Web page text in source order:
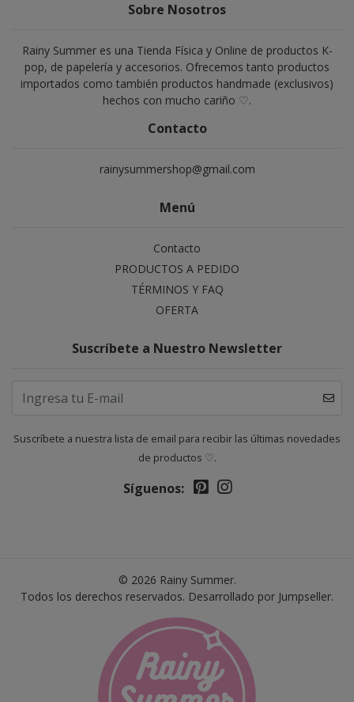
Sobre Nosotros
Rainy Summer es una Tienda Física y Online de productos K-
pop, de papelería y accesorios. Ofrecemos tanto productos
importados como también productos handmade (exclusivos)
hechos con mucho cariño ♡.
Contacto
rainysummershop@gmail.com
Menú
Contacto
PRODUCTOS A PEDIDO
TÉRMINOS Y FAQ
OFERTA
Suscríbete a Nuestro Newsletter
Suscríbete a nuestra lista de email para recibir las últimas novedades
de productos ♡.
Síguenos:
© 2026 Rainy Summer.
Todos los derechos reservados. Desarrollado por Jumpseller.